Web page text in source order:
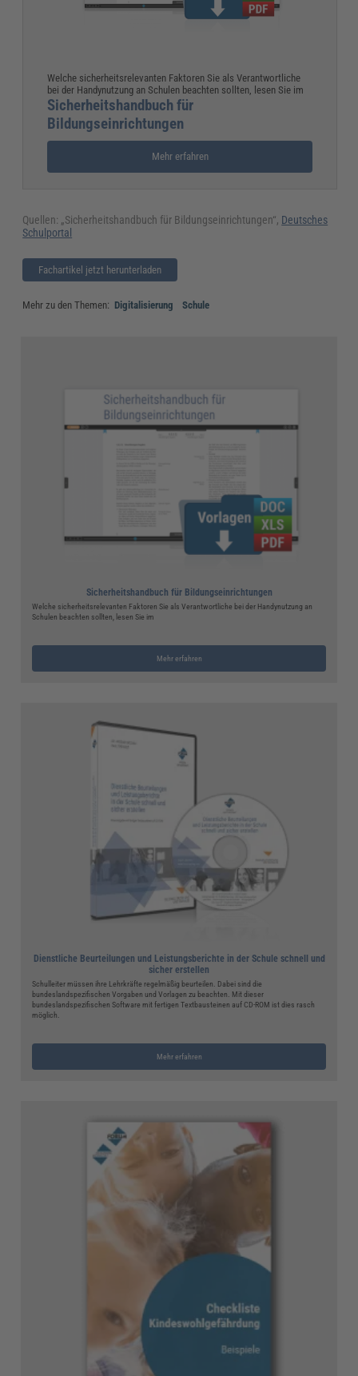
Welche sicherheitsrelevanten Faktoren Sie als Verantwortliche
bei der Handynutzung an Schulen beachten sollten, lesen Sie im
Sicherheitshandbuch für
Bildungseinrichtungen
Mehr erfahren
Quellen: „Sicherheitshandbuch für Bildungseinrichtungen“, Deutsches
Schulportal
Fachartikel jetzt herunterladen
Mehr zu den Themen: Digitalisierung Schule
Sicherheitshandbuch für Bildungseinrichtungen
Welche sicherheitsrelevanten Faktoren Sie als Verantwortliche bei der Handynutzung an
Schulen beachten sollten, lesen Sie im
Mehr erfahren
Dienstliche Beurteilungen und Leistungsberichte in der Schule schnell und
sicher erstellen
Schulleiter müssen ihre Lehrkräfte regelmäßig beurteilen. Dabei sind die
bundeslandspezifischen Vorgaben und Vorlagen zu beachten. Mit dieser
bundeslandspezifischen Software mit fertigen Textbausteinen auf CD-ROM ist dies rasch
möglich.
Mehr erfahren